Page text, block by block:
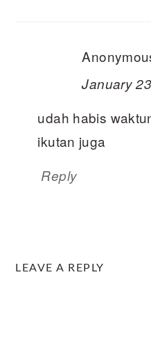
January
udah habis
ikutan juga
Reply
LEAVE A REPLY